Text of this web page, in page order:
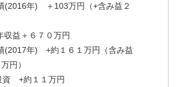
(2016年) ＋103万円（+含み益２
収益＋６７０万円
(2017年) +約１６１万円（含み益
円）
資 +約１１万円